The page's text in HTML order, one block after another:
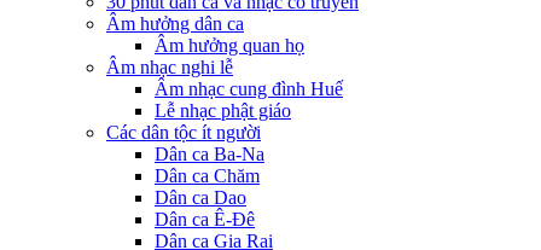
Âm hưởng dân ca
Âm hưởng quan họ
Âm nhạc nghi lễ
Âm nhạc cung đình Huế
Lễ nhạc phật giáo
Các dân tộc ít người
Dân ca Ba-Na
Dân ca Chăm
Dân ca Dao
Dân ca Ê-Đê
Dân ca Gia Rai